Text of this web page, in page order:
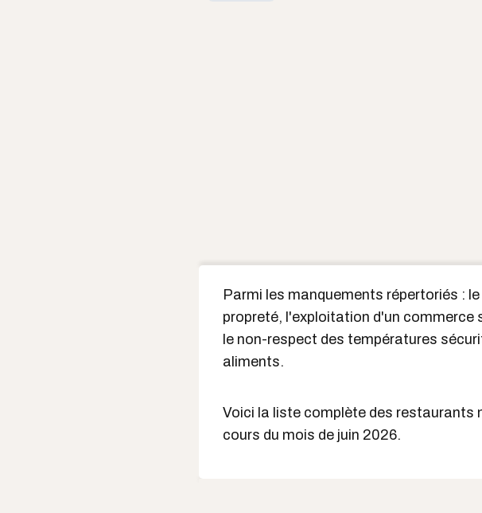
Parmi les manquements répertoriés :
propreté, l'exploitation d'un commerce
le non-respect des températures
aliments.
Voici la liste complète des restaurants
cours du mois de juin 2026.